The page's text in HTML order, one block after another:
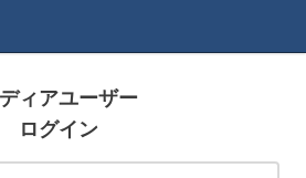
ィアユーザー
ログイン